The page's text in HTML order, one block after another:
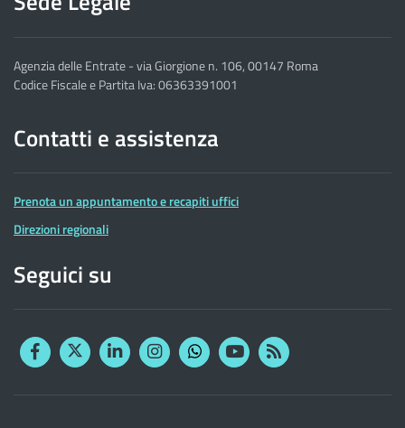
Agenzia delle Entrate - via Giorgione n. 106, 00147 Roma
Codice Fiscale e Partita Iva: 06363391001
Contatti e assistenza
Prenota un appuntamento e recapiti uffici
Direzioni regionali
Seguici su
FacebookTwitterLinkedinInstagram
YouTubeRSS